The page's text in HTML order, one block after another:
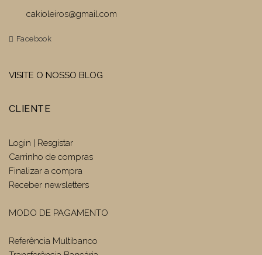
cakioleiros@gmail.com
Facebook
VISITE O NOSSO BLOG
CLIENTE
Login | Resgistar
Carrinho de compras
Finalizar a compra
Receber newsletters
MODO DE PAGAMENTO
Referência Multibanco